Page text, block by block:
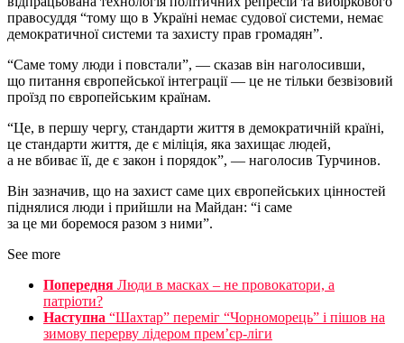
правосуддя “тому що в Україні немає судової системи, немає
демократичної системи та захисту прав громадян”.
“Саме тому люди і повстали”, — сказав він наголосивши,
що питання європейської інтеграції — це не тільки безвізовий
проїзд по європейським країнам.
“Це, в першу чергу, стандарти життя в демократичній країні,
це стандарти життя, де є міліція, яка захищає людей,
а не вбиває її, де є закон і порядок”, — наголосив Турчинов.
Він зазначив, що на захист саме цих європейських цінностей
піднялися люди і прийшли на Майдан: “і саме
за це ми боремося разом з ними”.
See more
Попередня Люди в масках – не провокатори, а
патріоти?
Наступна “Шахтар” переміг “Чорноморець” і пішов на
зимову перерву лідером прем’єр-ліги